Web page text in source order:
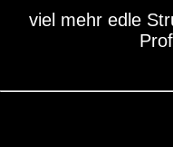
viel mehr edle